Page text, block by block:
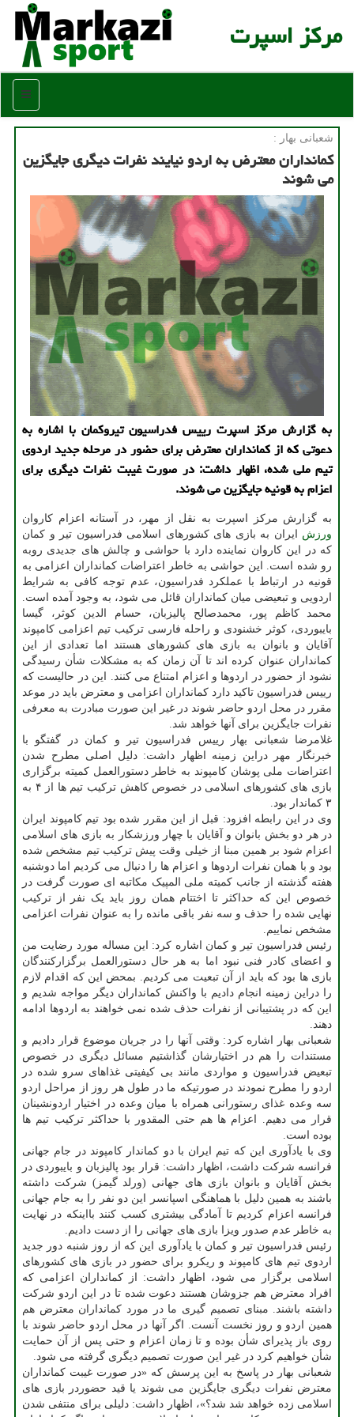
مركز اسپرت
منو
شعبانی بهار :
کمانداران معترض به اردو نیایند نفرات دیگری جایگزین
می شوند
به گزارش مرکز اسپرت رییس فدراسیون تیروکمان با اشاره به
دعوتی که از کمانداران معترض برای حضور در مرحله جدید اردوی
تیم ملی شده، اظهار داشت: در صورت غیبت نفرات دیگری برای
اعزام به قونیه جایگزین می شوند.
به گزارش مرکز اسپرت به نقل از مهر، در آستانه اعزام کاروان
ورزش ایران به بازی های کشورهای اسلامی فدراسیون تیر و کمان
که در این کاروان نماینده دارد با حواشی و چالش های جدیدی روبه
رو شده است. این حواشی به خاطر اعتراضات کمانداران اعزامی به
قونیه در ارتباط با عملکرد فدراسیون، عدم توجه کافی به شرایط
اردویی و تبعیضی میان کمانداران قائل می شود، به وجود آمده است.
محمد کاظم پور، محمدصالح پالیزبان، حسام الدین کوثر، گیسا
بایبوردی، کوثر خشنودی و راحله فارسی ترکیب تیم اعزامی کامپوند
آقایان و بانوان به بازی های کشورهای هستند اما تعدادی از این
کمانداران عنوان کرده اند تا آن زمان که به مشکلات شأن رسیدگی
نشود از حضور در اردوها و اعزام امتناع می کنند. این در حالیست که
رییس فدراسیون تاکید دارد کمانداران اعزامی و معترض باید در موعد
مقرر در محل اردو حاضر شوند در غیر این صورت مبادرت به معرفی
نفرات جایگزین برای آنها خواهد شد.
غلامرضا شعبانی بهار رییس فدراسیون تیر و کمان در گفتگو با
خبرنگار مهر دراین زمینه اظهار داشت: دلیل اصلی مطرح شدن
اعتراضات ملی پوشان کامپوند به خاطر دستورالعمل کمیته برگزاری
بازی های کشورهای اسلامی در خصوص کاهش ترکیب تیم ها از ۴ به
۳ کماندار بود.
وی در این رابطه افزود: قبل از این مقرر شده بود تیم کامپوند ایران
در هر دو بخش بانوان و آقایان با چهار ورزشکار به بازی های اسلامی
اعزام شود بر همین مبنا از خیلی وقت پیش ترکیب تیم مشخص شده
بود و با همان نفرات اردوها و اعزام ها را دنبال می کردیم اما دوشنبه
هفته گذشته از جانب کمیته ملی المپیک مکاتبه ای صورت گرفت در
خصوص این که حداکثر تا اختتام همان روز باید یک نفر از ترکیب
نهایی شده را حذف و سه نفر باقی مانده را به عنوان نفرات اعزامی
مشخص نماییم.
رئیس فدراسیون تیر و کمان اشاره کرد: این مساله مورد رضایت من
و اعضای کادر فنی نبود اما به هر حال دستورالعمل برگزارکنندگان
بازی ها بود که باید از آن تبعیت می کردیم. بمحض این که اقدام لازم
را دراین زمینه انجام دادیم با واکنش کمانداران دیگر مواجه شدیم و
این که در پشتیبانی از نفرات حذف شده نمی خواهند به اردوها ادامه
دهند.
شعبانی بهار اشاره کرد: وقتی آنها را در جریان موضوع قرار دادیم و
مستندات را هم در اختیارشان گذاشتیم مسائل دیگری در خصوص
تبعیض فدراسیون و مواردی مانند بی کیفیتی غذاهای سرو شده در
اردو را مطرح نمودند در صورتیکه ما در طول هر روز از مراحل اردو
سه وعده غذای رستورانی همراه با میان وعده در اختیار اردونشینان
قرار می دهیم. اعزام ها هم حتی المقدور با حداکثر ترکیب تیم ها
بوده است.
وی با یادآوری این که تیم ایران با دو کماندار کامپوند در جام جهانی
فرانسه شرکت داشت، اظهار داشت: قرار بود پالیزبان و بایبوردی در
بخش آقایان و بانوان بازی های جهانی (ورلد گیمز) شرکت داشته
باشند به همین دلیل با هماهنگی اسپانسر این دو نفر را به جام جهانی
فرانسه اعزام کردیم تا آمادگی بیشتری کسب کنند بااینکه در نهایت
به خاطر عدم صدور ویزا بازی های جهانی را از دست دادیم.
رئیس فدراسیون تیر و کمان با یادآوری این که از روز شنبه دور جدید
اردوی تیم های کامپوند و ریکرو برای حضور در بازی های کشورهای
اسلامی برگزار می شود، اظهار داشت: از کمانداران اعزامی که
افراد معترض هم جزوشان هستند دعوت شده تا در این اردو شرکت
داشته باشند. مبنای تصمیم گیری ما در مورد کمانداران معترض هم
همین اردو و روز نخست آنست. اگر آنها در محل اردو حاضر شوند با
روی باز پذیرای شأن بوده و تا زمان اعزام و حتی پس از آن حمایت
شأن خواهیم کرد در غیر این صورت تصمیم دیگری گرفته می شود.
شعبانی بهار در پاسخ به این پرسش که «در صورت غیبت کمانداران
معترض نفرات دیگری جایگزین می شوند یا قید حضوردر بازی های
اسلامی زده خواهد شد شد؟»، اظهار داشت: دلیلی برای منتفی شدن